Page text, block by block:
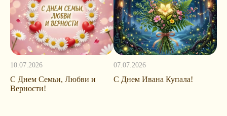
10.07.2026
С Днем Семьи, Любви и
Верности!
07.07.2026
С Днем Ивана Купала!